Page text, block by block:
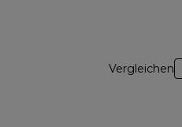
Vergleichen